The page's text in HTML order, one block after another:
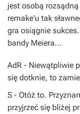
jest osobą
remake'u tak
gra osiągnie
bandy Meiera...
AdR - Niewątpliwie
się dotknie, to
S - Otóż to.
przyjrzeć się bliżej